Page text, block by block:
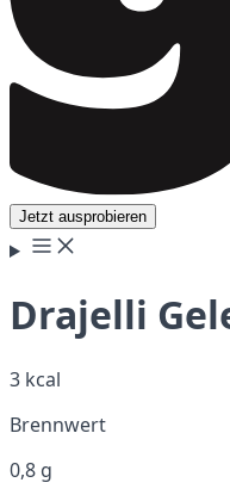
Jetzt ausprobieren
Drajelli
3 kcal
Brennwert
0,8 g